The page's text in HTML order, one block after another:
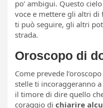
po’ ambigui. Questo
voce e mettere gli altri di
ti può seguire, gli altri
strada.
Oroscopo di
Come prevede
stelle ti incoraggeranno a
il timore di dire quello
coraggio di chiarire